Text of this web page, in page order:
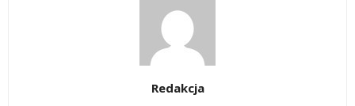
Redakcja